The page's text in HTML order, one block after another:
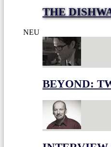
THE
NEU
BEYOND: